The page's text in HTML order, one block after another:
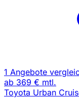
1 Angebote
ab 369 € mtl.
Toyota Urban